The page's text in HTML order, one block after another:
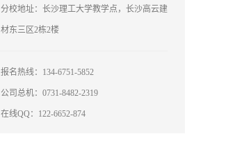
分校地址：长沙理工大学教学点，长沙高云建
材东三区2栋2楼
报名热线：134-6751-5852
公司总机：0731-8482-2319
在线QQ：122-6652-874